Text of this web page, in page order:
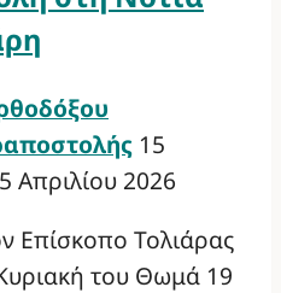
15
Απριλίου 2026
Επίσκοπο Τολιάρας
του Θωμά 19